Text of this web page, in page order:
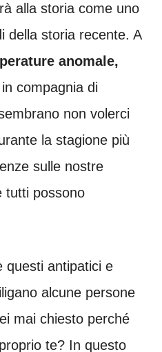
alla storia come uno
della storia recente. A
anomale,
compagnia di
non volerci
la stagione più
sulle nostre
tutti possono
questi antipatici e
alcune persone
mai chiesto perché
te? In questo